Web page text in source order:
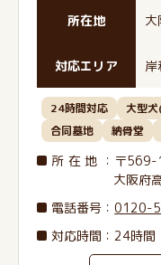
所在地
対応エリア 岸
24時間対応 大型
合同墓地
納骨堂
所在地 ：〒
大阪府
電話番号 ：0120-
対応時間：24時間